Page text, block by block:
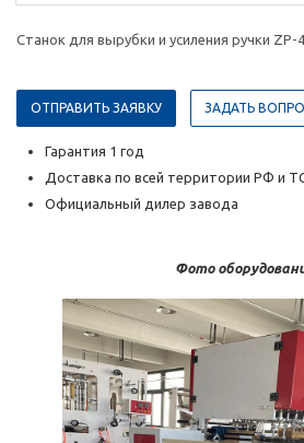
Станок для вырубки и усиления ручки ZP-
ОТПРАВИТЬ ЗАЯВКУ ЗАДАТЬ
Гарантия 1 год
Доставка по всей территории РФ и
Официальный дилер завода
Фото